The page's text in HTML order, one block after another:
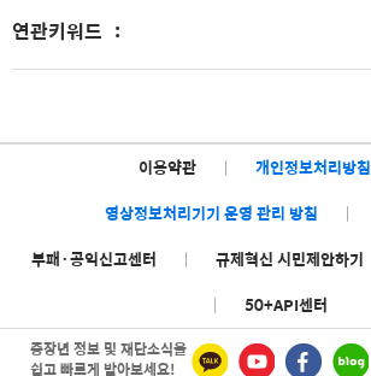
연관키워드 :
이용약관 | 개인정보처리방침
영상정보처리기기 운영 관리 방침
|
부패·공익신고센터
| 규제혁신 시민제안하기
|
50+API센터
중장년 정보 및 재단소식을
쉽고 빠르게 받아보세요!